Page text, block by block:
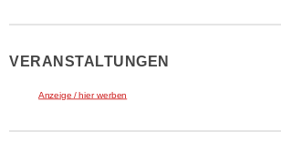
VERANSTALTUNGEN
Anzeige / hier werben